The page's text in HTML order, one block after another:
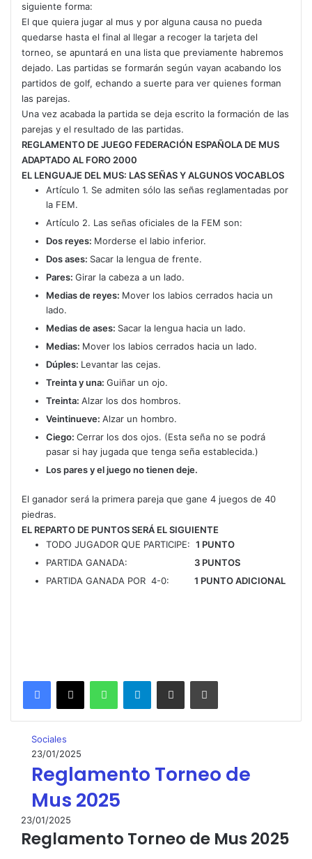
siguiente forma:
El que quiera jugar al mus y por alguna causa no pueda
quedarse hasta el final al llegar a recoger la tarjeta del
torneo, se apuntará en una lista que previamente habremos
dejado. Las partidas se formarán según vayan acabando los
partidos de golf, echando a suerte para ver quienes forman
las parejas.
Una vez acabada la partida se deja escrito la formación de las
parejas y el resultado de las partidas.
REGLAMENTO DE JUEGO FEDERACIÓN ESPAÑOLA DE MUS
ADAPTADO AL FORO 2000
EL LENGUAJE DEL MUS: LAS SEÑAS Y ALGUNOS VOCABLOS
Artículo 1. Se admiten sólo las señas reglamentadas por
la FEM.
Artículo 2. Las señas oficiales de la FEM son:
Dos reyes: Morderse el labio inferior.
Dos ases: Sacar la lengua de frente.
Pares: Girar la cabeza a un lado.
Medias de reyes: Mover los labios cerrados hacia un
lado.
Medias de ases: Sacar la lengua hacia un lado.
Medias: Mover los labios cerrados hacia un lado.
Dúples: Levantar las cejas.
Treinta y una: Guiñar un ojo.
Treinta: Alzar los dos hombros.
Veintinueve: Alzar un hombro.
Ciego: Cerrar los dos ojos. (Esta seña no se podrá
pasar si hay jugada que tenga seña establecida.)
Los pares y el juego no tienen deje.
El ganador será la primera pareja que gane 4 juegos de 40
piedras.
EL REPARTO DE PUNTOS SERÁ EL SIGUIENTE
TODO JUGADOR QUE PARTICIPE: 1 PUNTO
PARTIDA GANADA: 3 PUNTOS
PARTIDA GANADA POR 4-0: 1 PUNTO ADICIONAL
WhatsAppTelegramCompartir por correo electrónicoImprimir
Sociales
23/01/2025
Reglamento Torneo de
Mus 2025
23/01/2025
Reglamento Torneo de Mus 2025